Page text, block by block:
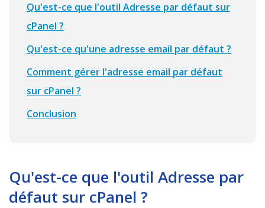
Qu'est-ce que l'outil Adresse par défaut sur
cPanel ?
Qu'est-ce qu'une adresse email par défaut ?
Comment gérer l'adresse email par défaut
sur cPanel ?
Conclusion
Qu'est-ce que l'outil Adresse par
défaut sur cPanel ?